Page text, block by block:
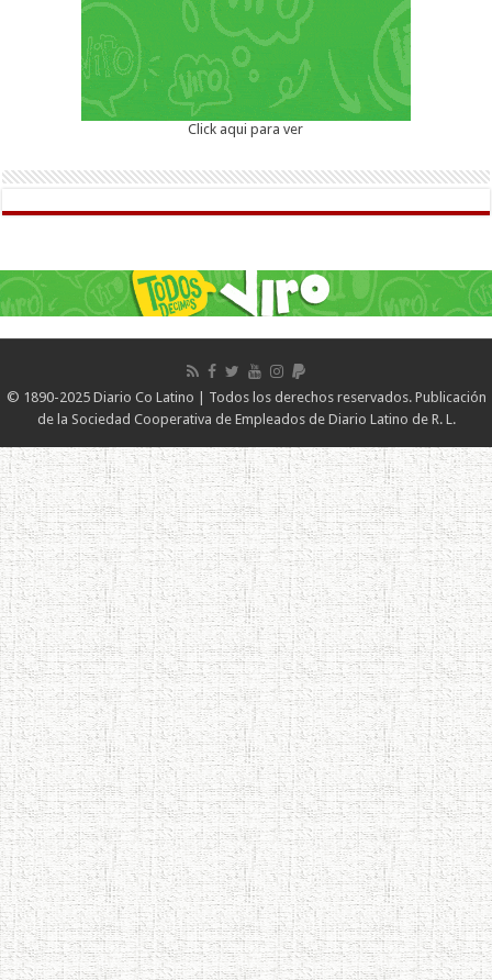
Click aqui para ver
© 1890-2025 Diario Co Latino | Todos los derechos reservados. Publicación
de la Sociedad Cooperativa de Empleados de Diario Latino de R. L.